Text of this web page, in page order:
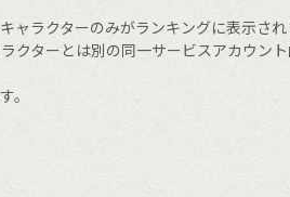
ラクターのみがランキングに表示さ
ターとは別の同一サービスアカウン
。